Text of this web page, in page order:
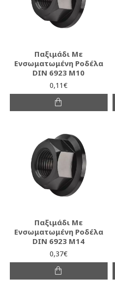
Παξιμάδι Mε
Ενσωματωμένη Ροδέλα
DIN 6923 M10
0,11€
Παξιμάδι Mε
Ενσωματωμένη Ροδέλα
DIN 6923 M14
0,37€